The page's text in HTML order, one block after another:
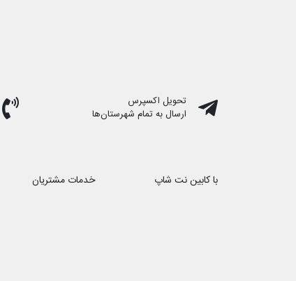
تحویل اکسپرس
ارسال به تمام شهرستان‌ها
با کابین نت شاپ
خدمات مشتریان